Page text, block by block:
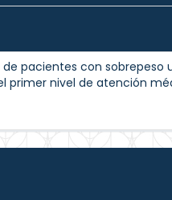
pacientes con sobrepeso
primer nivel de atención